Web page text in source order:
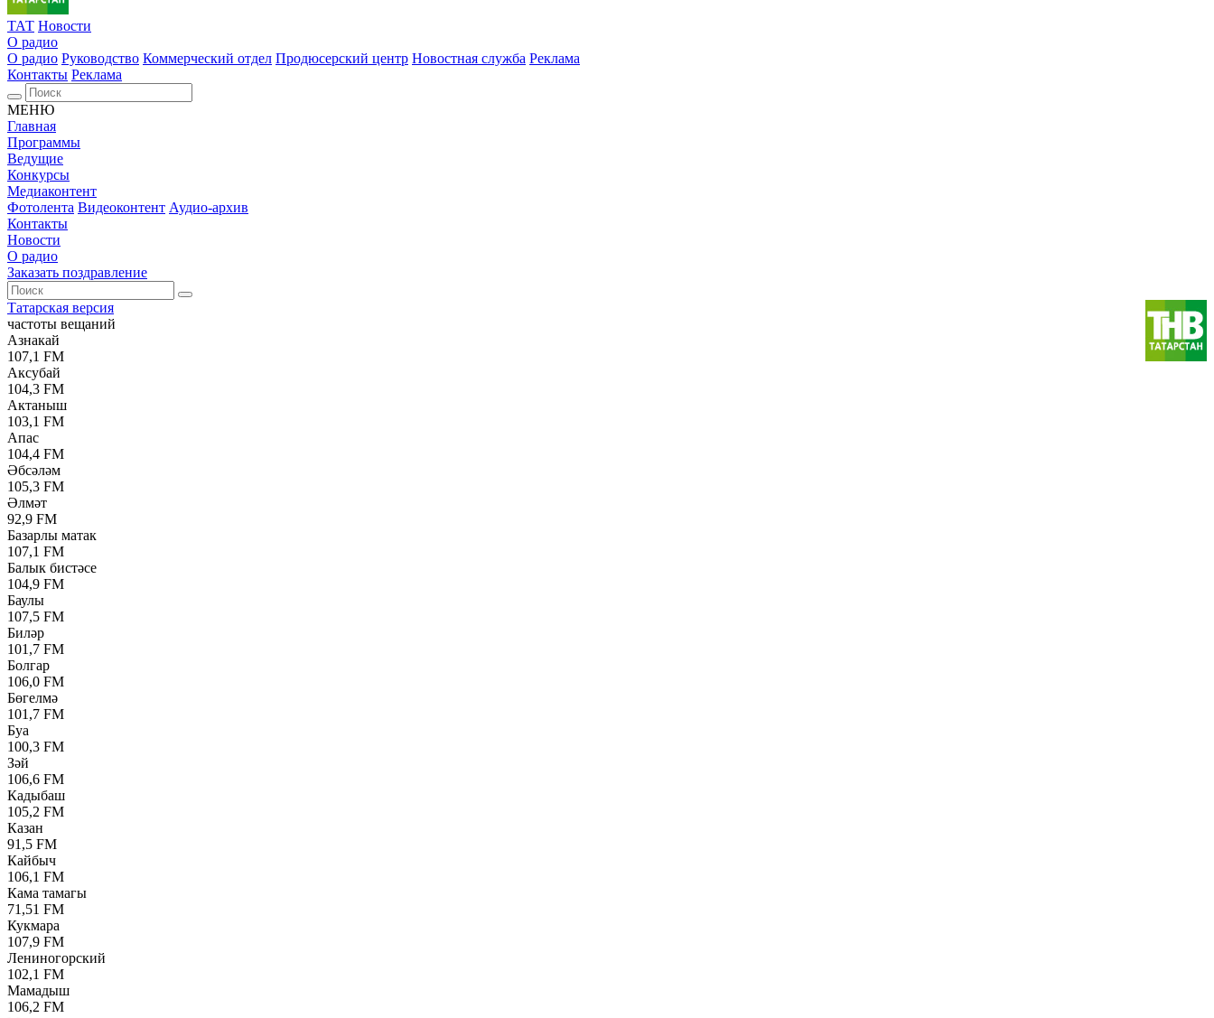
ТАТ Новости
О радио
О радио Руководство Коммерческий отдел Продюсерский центр Новостная служба Реклама
Контакты Реклама
МЕНЮ
Главная
Программы
Ведущие
Конкурсы
Медиаконтент
Фотолента Видеоконтент Аудио-архив
Контакты
Новости
О радио
Заказать поздравление
Татарская версия
частоты вещаний
Азнакай
107,1 FM
Аксубай
104,3 FM
Актаныш
103,1 FM
Апас
104,4 FM
Әбсәләм
105,3 FM
Әлмәт
92,9 FM
Базарлы матак
107,1 FM
Балык бистәсе
104,9 FM
Баулы
107,5 FM
Биләр
101,7 FM
Болгар
106,0 FM
Бөгелмә
101,7 FM
Буа
100,3 FM
Зәй
106,6 FM
Кадыбаш
105,2 FM
Казан
91,5 FM
Кайбыч
106,1 FM
Кама тамагы
71,51 FM
Кукмара
107,9 FM
Лениногорский
102,1 FM
Мамадыш
106,2 FM